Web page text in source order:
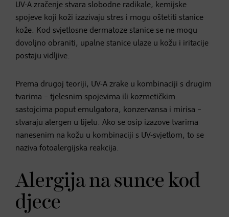
UV-A zračenje stvara slobodne radikale, kemijske
spojeve koji koži izazivaju stres i mogu oštetiti stanice
kože. Kod svjetlosne dermatoze stanice se ne mogu
dovoljno obraniti, upalne stanice ulaze u kožu i iritacije
postaju vidljive.
Prema drugoj teoriji, UV-A zrake u kombinaciji s drugim
tvarima – tjelesnim spojevima ili kozmetičkim
sastojcima poput emulgatora, konzervansa i mirisa –
stvaraju alergen u tijelu. Ako se osip izazove tvarima
nanesenim na kožu u kombinaciji s UV-svjetlom, to se
naziva fotoalergijska reakcija.
Alergija na sunce kod
djece